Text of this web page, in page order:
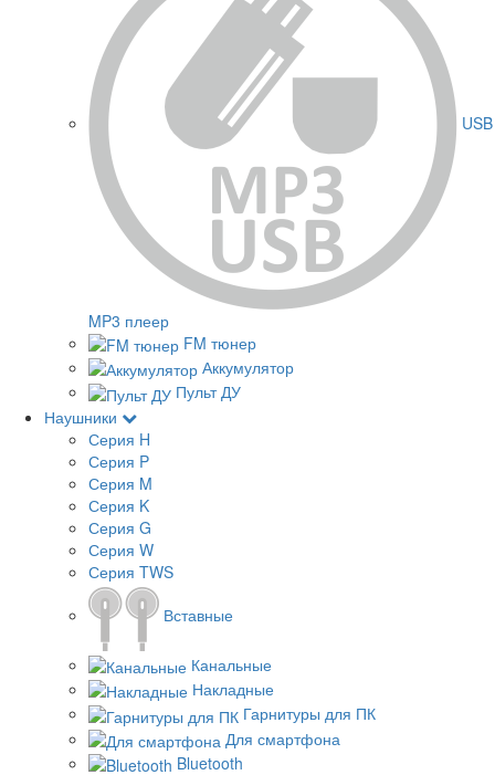
USB
MP3 плеер
FM тюнер
Аккумулятор
Пульт ДУ
Наушники
Серия H
Серия P
Серия M
Серия K
Серия G
Серия W
Серия TWS
Вставные
Канальные
Накладные
Гарнитуры для ПК
Для смартфона
Bluetooth